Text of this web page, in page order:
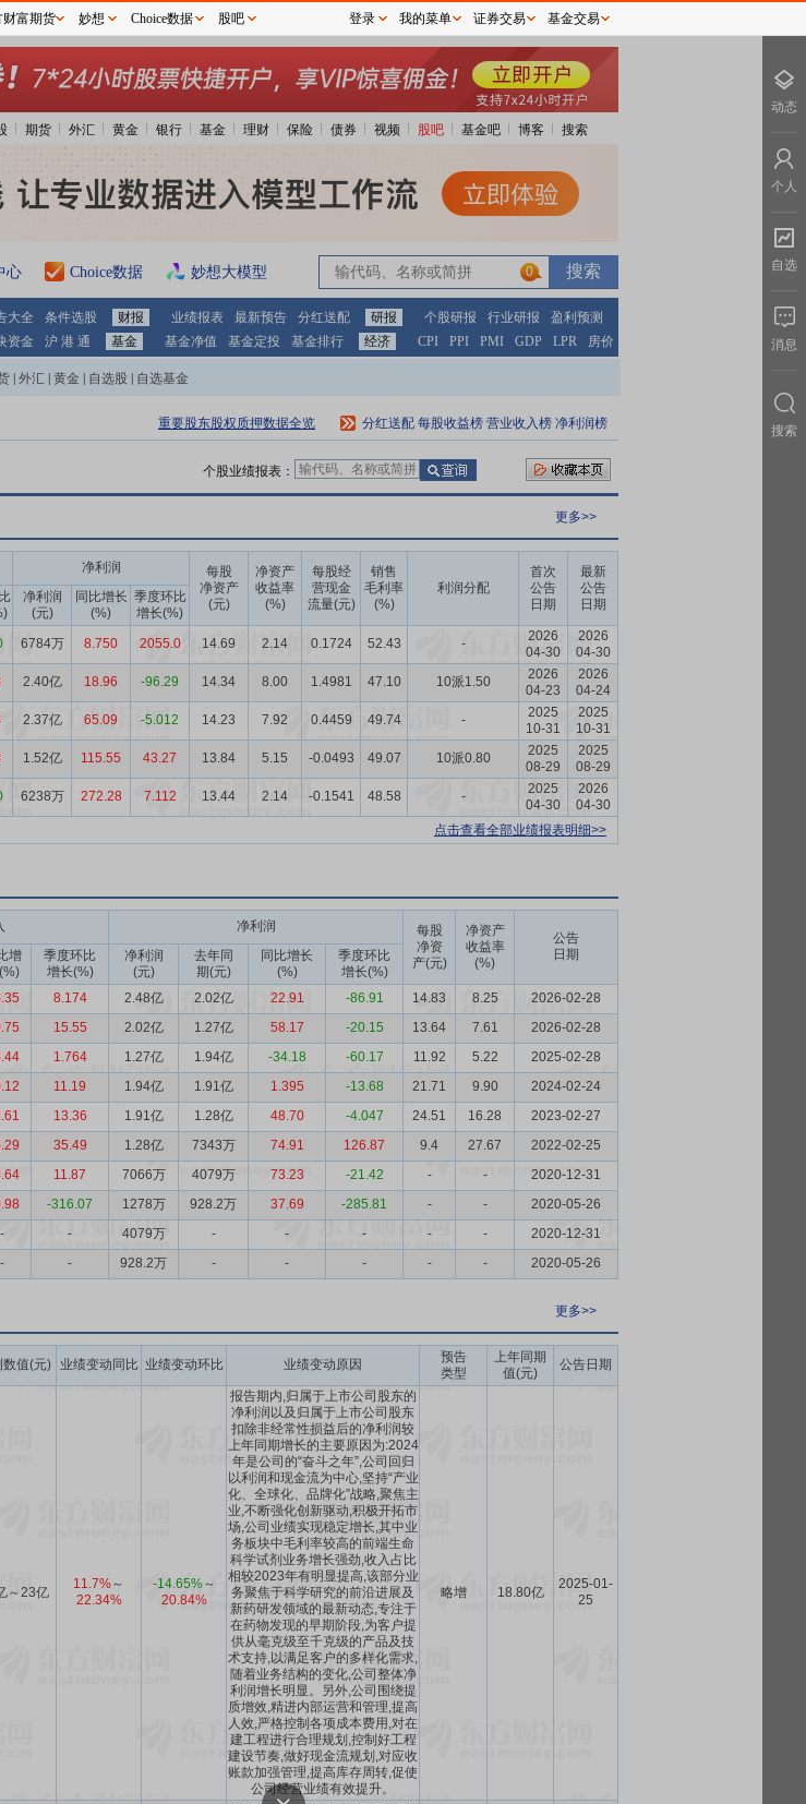
期货 外汇 黄金 银行 基金 理财 保险 债券 视频 股吧 基金吧 博客 搜索
心 Choice数据 妙想大模型 0
大全 条件选股 财报 业绩报表 最新预告 分红送配 研报 个股研报 行业研报
盈利预测
资金 沪 港 通 基金 基金净值 基金定投 基金排行 经济 CPI PPI PMI GDP LPR 房价
外汇 黄金 自选股 自选基金
重要股东股权质押数据全览 分红送配 每股收益榜 营业收入榜 净利润榜
个股业绩报表：
更多>>
净利润
每股
净资产
(元)
净资产
收益率
(%)
每股经
营现金
流量(元)
销售
毛利率
(%)
利润分配
首次
公告
日期
最新
公告
日期
净利润
(元)
同比增长
(%)
季度环比
增长(%)
6784万 8.750 2055.0 14.69 2.14 0.1724 52.43 -
2026
04-30
2026
04-30
2.40亿 18.96 -96.29 14.34 8.00 1.4981 47.10 10派1.50
2026
04-23
2026
04-24
2.37亿 65.09 -5.012 14.23 7.92 0.4459 49.74 -
2025
10-31
2025
10-31
1.52亿 115.55 43.27 13.84 5.15 -0.0493 49.07 10派0.80
2025
08-29
2025
08-29
6238万 272.28 7.112 13.44 2.14 -0.1541 48.58 -
2025
04-30
2026
04-30
点击查看全部业绩报表明细>>
净利润
每股
净资
产(元)
净资产
收益率
(%)
公告
日期
增
季度环比
增长(%)
净利润
(元)
去年同
期(元)
同比增长
(%)
季度环比
增长(%)
8.174 2.48亿 2.02亿 22.91 -86.91 14.83 8.25
2026-02-28
15.55 2.02亿 1.27亿 58.17 -20.15 13.64 7.61
2026-02-28
1.764 1.27亿 1.94亿 -34.18 -60.17 11.92 5.22
2025-02-28
11.19 1.94亿 1.91亿 1.395 -13.68 21.71 9.90
2024-02-24
13.36 1.91亿 1.28亿 48.70 -4.047 24.51 16.28
2023-02-27
35.49 1.28亿 7343万 74.91 126.87 9.4 27.67
2022-02-25
11.87 7066万 4079万 73.23 -21.42 - -
2020-12-31
-316.07 1278万 928.2万 37.69 -285.81 - -
2020-05-26
- - 4079万 - - - - -
2020-12-31
- - 928.2万 - - - - - 2020-05-26
更多>>
数值(元) 业绩变动同比 业绩变动环比 业绩变动原因
预告
类型
上年同期
值(元)
公告日期
～23亿
11.7%～
22.34%
-14.65%～
20.84%
报告期内,归属于上市公司股东的
净利润以及归属于上市公司股东
扣除非经常性损益后的净利润较
上年同期增长的主要原因为:2024
年是公司的“奋斗之年”,公司回归
以利润和现金流为中心,坚持“产业
化、全球化、品牌化”战略,聚焦主
业,不断强化创新驱动,积极开拓市
场,公司业绩实现稳定增长,其中业
务板块中毛利率较高的前端生命
科学试剂业务增长强劲,收入占比
相较2023年有明显提高,该部分业
务聚焦于科学研究的前沿进展及
新药研发领域的最新动态,专注于
在药物发现的早期阶段,为客户提
供从毫克级至千克级的产品及技
术支持,以满足客户的多样化需求,
随着业务结构的变化,公司整体净
利润增长明显。另外,公司围绕提
质增效,精进内部运营和管理,提高
人效,严格控制各项成本费用,对在
建工程进行合理规划,控制好工程
建设节奏,做好现金流规划,对应收
账款加强管理,提高库存周转,促使
公司经营业绩有效提升。
略增 18.80亿
2025-01-
25
财富期货 妙想 Choice数据 股吧 登录 我的菜单 证券交易 基金交易
动态
个人
自选
消息
搜索